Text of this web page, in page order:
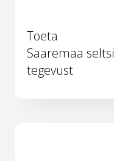
Toeta
Saaremaa seltsi
tegevust